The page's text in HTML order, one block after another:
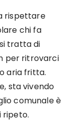
rispettare
chi fa
tratta di
per ritrovarci
aria fritta.
sta vivendo
comunale è
ripeto.